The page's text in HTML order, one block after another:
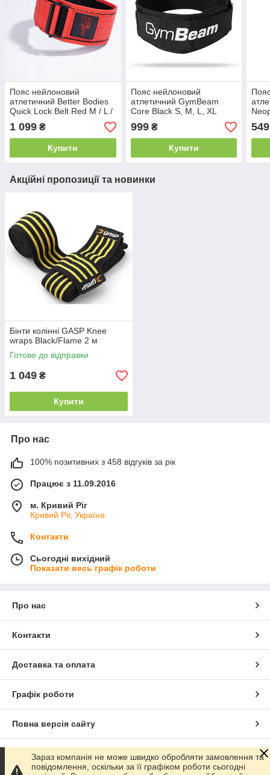
Пояс нейлоновий
атлетичний Better Bodies
Quick Lock Belt Red M / L /
1 099 ₴
Купити
Пояс нейлоновий
атлетичний GymBeam
Core Black S, M, L, XL
999₴
Купити
549
Акційні пропозиції та новинки
Бінти колінні GASP Knee
wraps Black/Flame 2 м
Готово до відправки
1 049 ₴
Купити
Про нас
100% позитивних з 458 відгуків за рік
Працює з 11.09.2016
м. Кривий Ріг
Кривий Ріг, Україна
Контакти
Сьогодні вихідний
Показати весь графік роботи
Про нас
Контакти
Доставка та оплата
Графік роботи
Повна версія сайту
Сайт створено на маркетплейсі Prom.ua
Зараз компанія не може швидко обробляти замовлення та
повідомлення, оскільки за її графіком роботи сьогодні